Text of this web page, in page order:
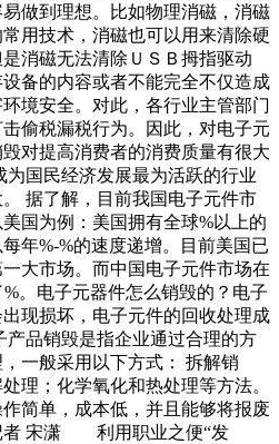
做到理想。比如物理消磁，消磁
用技术，消磁也可以用来清除硬
消磁无法清除ＵＳＢ拇指驱动
备的内容或者不能完全不仅造成
境安全。对此，各行业主管部门
偷税漏税行为。因此，对电子元
对提高消费者的消费质量有很大
国民经济发展最为活跃的行业
据了解，目前我国电子元件市
国为例：美国拥有全球%以上的
年%-%的速度递增。目前美国已
大市场。而中国电子元件市场在
。电子元器件怎么销毁的？电子
现损坏，电子元件的回收处理成
产品销毁是指企业通过合理的方
一般采用以下方式： 拆解销
理；化学氧化和热处理等方法。
简单，成本低，并且能够将报废
者 宋潇 利用职业之便“发